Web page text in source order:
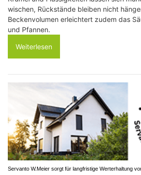
wischen, Rückstände bleiben nicht
Beckenvolumen erleichtert zudem das
und Pfannen.
Weiterlesen
Servanto W.Meier sorgt für langfristige Werterhaltung